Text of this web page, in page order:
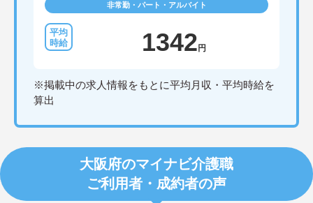
非常勤・パート・アルバイト
1342 円
※掲載中の求人情報をもとに平均月収・平均時給を
算出
大阪府のマイナビ介護職
ご利用者・成約者の声